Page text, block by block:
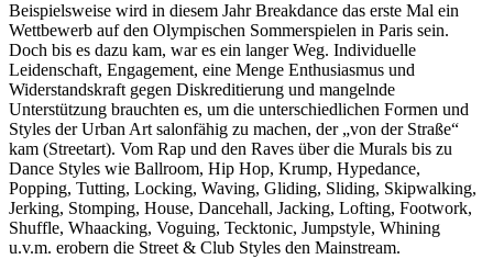
Beispielsweise wird in diesem Jahr Breakdance das erste Mal ein
Wettbewerb auf den Olympischen Sommerspielen in Paris sein.
Doch bis es dazu kam, war es ein langer Weg. Individuelle
Leidenschaft, Engagement, eine Menge Enthusiasmus und
Widerstandskraft gegen Diskreditierung und mangelnde
Unterstützung brauchten es, um die unterschiedlichen Formen und
Styles der Urban Art salonfähig zu machen, der „von der Straße“
kam (Streetart). Vom Rap und den Raves über die Murals bis zu
Dance Styles wie Ballroom, Hip Hop, Krump, Hypedance,
Popping, Tutting, Locking, Waving, Gliding, Sliding, Skipwalking,
Jerking, Stomping, House, Dancehall, Jacking, Lofting, Footwork,
Shuffle, Whaacking, Voguing, Tecktonic, Jumpstyle, Whining
u.v.m. erobern die Street & Club Styles den Mainstream.